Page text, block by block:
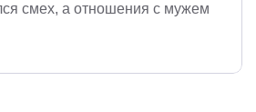
смех, а отношения с мужем